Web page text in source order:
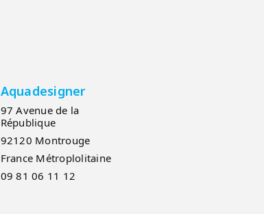
Aquadesigner
97 Avenue de la
République
92120 Montrouge
France Métroplolitaine
09 81 06 11 12